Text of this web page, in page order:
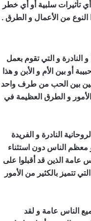
تأثيرات سلبية أو أي خطر
من الأعمال و الطرق .
النادرة و التي تقوم بعمل
بين الأم و الأبن و هذا
بين بين الحب من طرف واحد
و الطرق العظيمة في
النادرة و الفريدة
معظم الناس دون استثناء
عامة الذين قد أقبلوا على
تتميز بالكثير من الأمور
الناس عامة و لقد